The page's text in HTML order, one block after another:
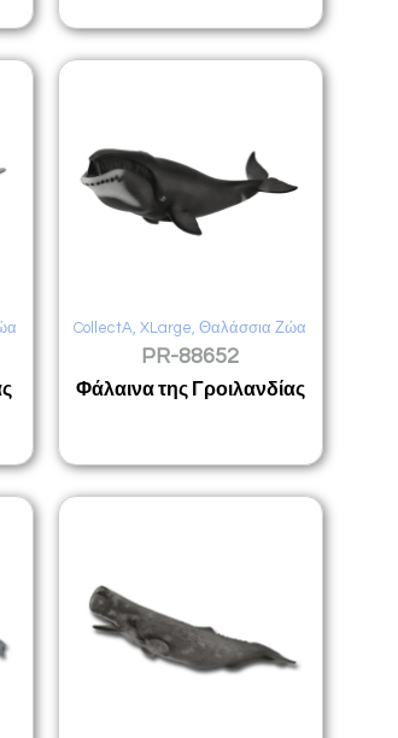
CollectA,XLarge,Θαλάσσια Ζώα
PR-88652
Φάλαινα της Γροιλανδίας